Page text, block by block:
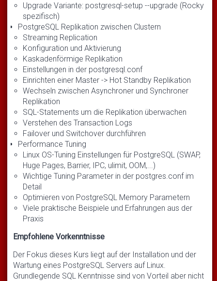
Upgrade Variante: postgresql-setup --upgrade (Rocky
spezifisch)
PostgreSQL Replikation zwischen Clustern
Streaming Replication
Konfiguration und Aktivierung
Kaskadenförmige Replikation
Einstellungen in der postgresql.conf
Einrichten einer Master -> Hot Standby Replikation
Wechseln zwischen Asynchroner und Synchroner
Replikation
SQL-Statements um die Replikation überwachen
Verstehen des Transaction Logs
Failover und Switchover durchführen
Performance Tuning
Linux OS-Tuning Einstellungen für PostgreSQL (SWAP,
Huge Pages, Barrier, IPC, ulimit, OOM,...)
Wichtige Tuning Parameter in der postgres.conf im
Detail
Optimieren von PostgreSQL Memory Parametern
Viele praktische Beispiele und Erfahrungen aus der
Praxis
Empfohlene Vorkenntnisse
Der Fokus dieses Kurs liegt auf der Installation und der
Wartung eines PostgreSQL Servers auf Linux.
Grundlegende SQL Kenntnisse sind von Vorteil aber nicht